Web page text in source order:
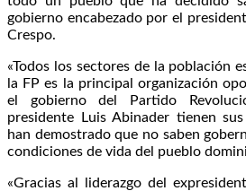
gobierno encabezado por el
Crespo.
«Todos los sectores de la población
la FP es la principal organización
el gobierno del Partido
presidente Luis Abinader tienen
han demostrado que no saben
condiciones de vida del pueblo
«Gracias al liderazgo del